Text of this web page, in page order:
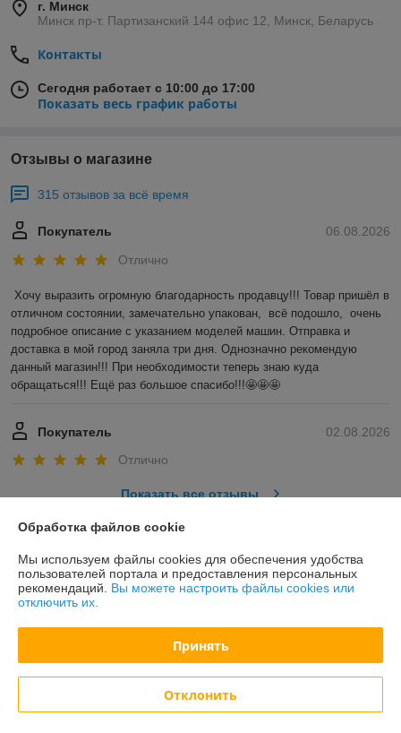
г. Минск
Минск пр-т. Партизанский 144 офис 12, Минск, Беларусь
Контакты
Сегодня работает с 10:00 до 17:00
Показать весь график работы
Отзывы о магазине
315 отзывов за всё время
06.08.2026
Покупатель
Отлично
Хочу выразить огромную благодарность продавцу!!! Товар пришёл в
отличном состоянии, замечательно упакован,  всё подошло,  очень
подробное описание с указанием моделей машин. Отправка и
доставка в мой город заняла три дня. Однозначно рекомендую
данный магазин!!! При необходимости теперь знаю куда
обращаться!!! Ещё раз большое спасибо!!!🤩🤩🤩
02.08.2026
Покупатель
Отлично
Показать все отзывы
О нас
Контакты
График работы
Обработка файлов cookie
Мы используем файлы cookies для обеспечения удобства
пользователей портала и предоставления персональных
рекомендаций. Вы можете настроить файлы cookies или
отключить их.
Принять
Отклонить